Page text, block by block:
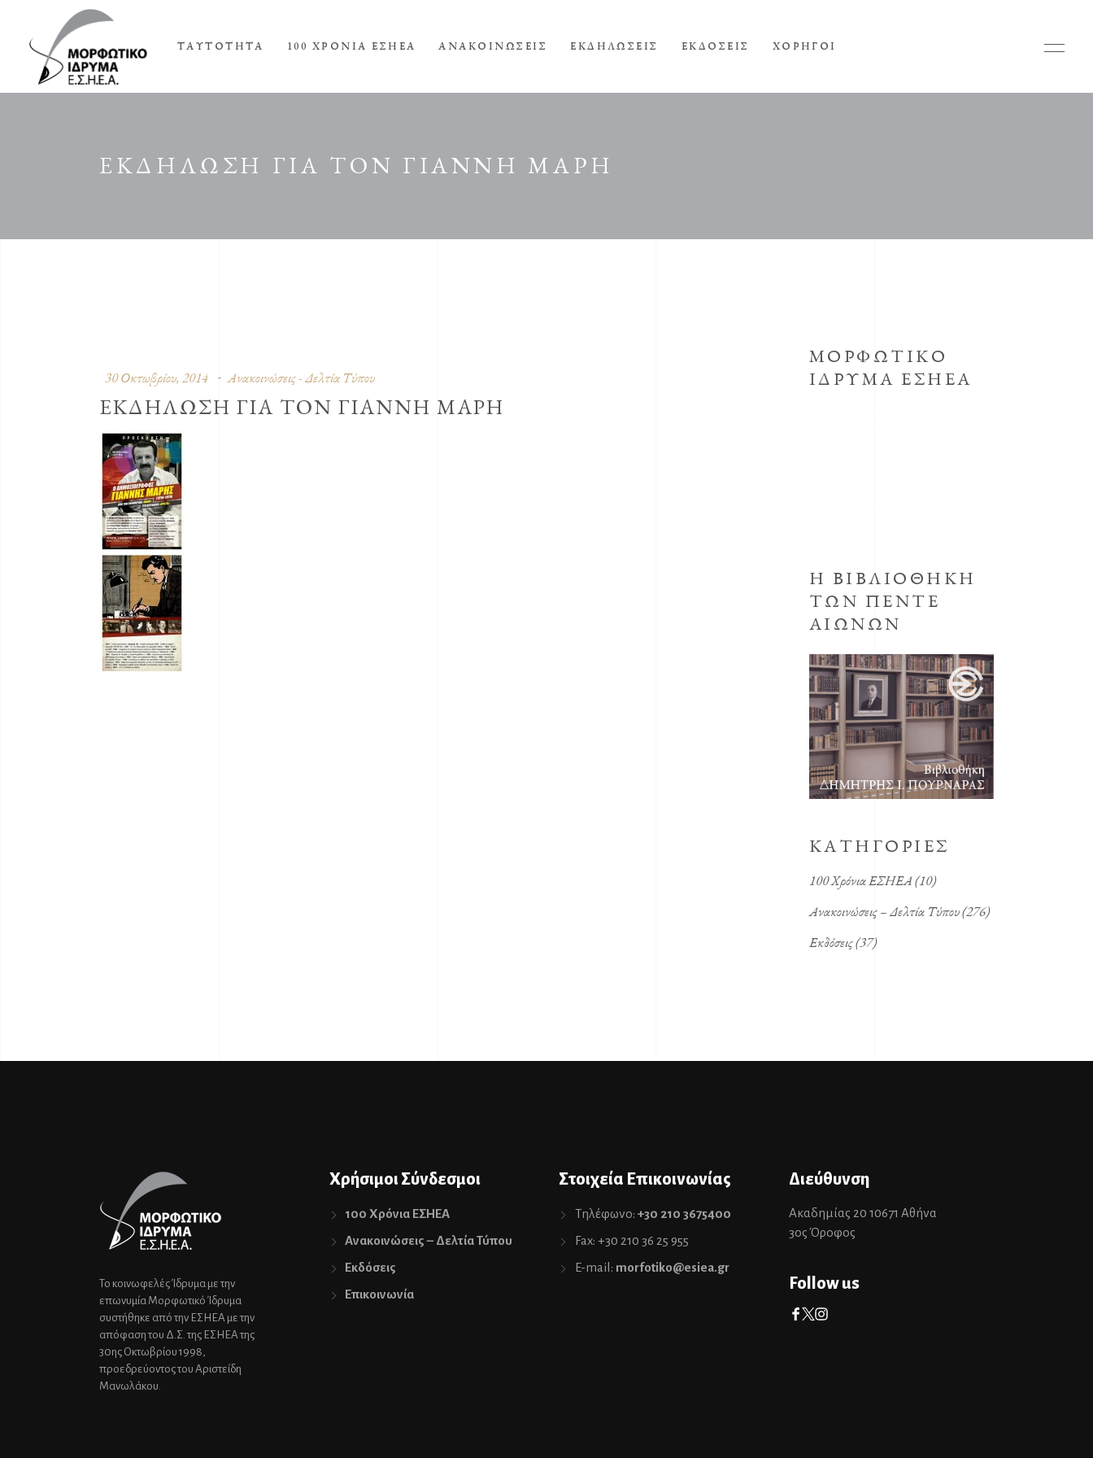
ΤΑΥΤΟΤΗΤΑ 100 ΧΡΟΝΙΑ ΕΣΗΕΑ ΑΝΑΚΟΙΝΩΣΕΙΣ ΕΚΔΗΛΩΣΕΙΣ ΕΚΔΟΣΕΙΣ ΧΟΡΗΓΟΙ
ΕΚΔΗΛΩΣΗ ΓΙΑ ΤΟΝ ΓΙΑΝΝΗ ΜΑΡΗ
30 Οκτωβρίου, 2014 Ανακοινώσεις - Δελτία Τύπου
ΕΚΔΗΛΩΣΗ ΓΙΑ ΤΟΝ ΓΙΑΝΝΗ ΜΑΡΗ
ΜΟΡΦΩΤΙΚΟ
ΙΔΡΥΜΑ ΕΣΗΕΑ
Η ΒΙΒΛΙΟΘΗΚΗ
ΤΩΝ ΠΕΝΤΕ
ΑΙΩΝΩΝ
KΑΤΗΓΟΡΙΕΣ
100 Χρόνια ΕΣΗΕΑ(10)
Ανακοινώσεις – Δελτία Τύπου(276)
Εκδόσεις(37)
Το κοινωφελές Ίδρυμα με την
επωνυμία Μορφωτικό Ίδρυμα
συστήθηκε από την ΕΣΗΕΑ με την
απόφαση του Δ.Σ. της ΕΣΗΕΑ της
30ης Οκτωβρίου 1998,
προεδρεύοντος του Αριστείδη
Μανωλάκου.
Χρήσιμοι Σύνδεσμοι
100 Χρόνια ΕΣΗΕΑ
Ανακοινώσεις – Δελτία Τύπου
Εκδόσεις
Επικοινωνία
Στοιχεία Επικοινωνίας
Τηλέφωνο: +30 210 3675400
Fax: +30 210 36 25 955
E-mail: morfotiko@esiea.gr
Διεύθυνση
Ακαδημίας 20 10671 Αθήνα
3ος Όροφος
Follow us